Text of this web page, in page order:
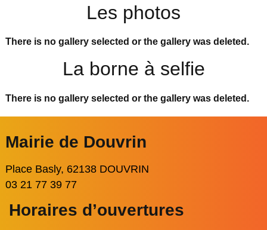
Les photos
There is no gallery selected or the gallery was deleted.
La borne à selfie
There is no gallery selected or the gallery was deleted.
Mairie de Douvrin
Place Basly, 62138 DOUVRIN
03 21 77 39 77
Horaires d’ouvertures